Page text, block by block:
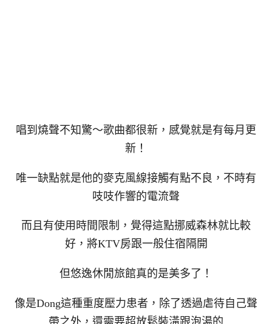
唱到燒聲不知驚～歌曲都很新，感覺就是有每月更
新！
唯一缺點就是他的麥克風線接觸有點不良，不時有
吱吱作響的電流聲
而且有使用時間限制，覺得這點挪威森林就比較
好，將KTV房跟一般住宿隔開
但悠逸休閒旅館真的是美多了！
像是Dong這種重度壓力患者，除了透過虐待自己聲
帶之外，還需要超放鬆裝潢跟泡湯的